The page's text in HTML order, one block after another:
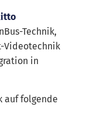
Technik,
Videotechnik
in
auf folgende